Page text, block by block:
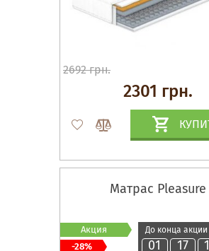
2692 грн.
2301 грн.
Матрас Pleasure
До конца акции
01 17
Акция
-28%